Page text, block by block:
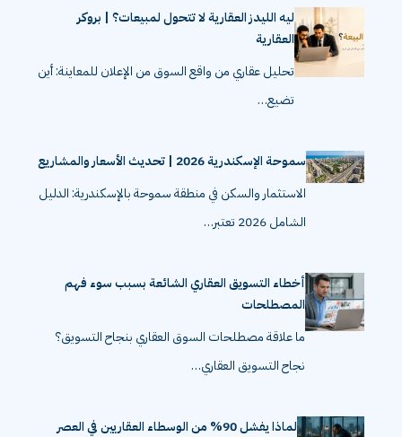
ليه الليدز العقارية لا تتحول لمبيعات؟ | بروكر
العقارية
تحليل عقاري من واقع السوق من الإعلان للمعاينة: أين
تضيع…
سموحة الإسكندرية 2026 | تحديث الأسعار والمشاريع
الاستثمار والسكن في منطقة سموحة بالإسكندرية: الدليل
الشامل 2026 تعتبر…
أخطاء التسويق العقاري الشائعة بسبب سوء فهم
المصطلحات
ما علاقة مصطلحات السوق العقاري بنجاح التسويق؟
نجاح التسويق العقاري…
لماذا يفشل 90% من الوسطاء العقاريين في العصر